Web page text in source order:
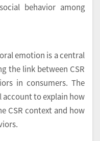
behavior among
emotion is a central
the link between CSR
in consumers. The
account to explain how
CSR context and how